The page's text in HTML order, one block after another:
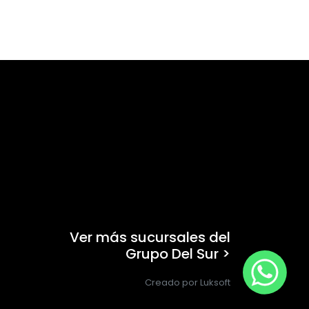
Ver más sucursales del
Grupo Del Sur >
Creado por Luksoft